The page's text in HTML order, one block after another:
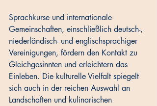
Sprachkurse und internationale
Gemeinschaften, einschließlich deutsch-,
niederländisch- und englischsprachiger
Vereinigungen, fördern den Kontakt zu
Gleichgesinnten und erleichtern das
Einleben. Die kulturelle Vielfalt spiegelt
sich auch in der reichen Auswahl an
Landschaften und kulinarischen